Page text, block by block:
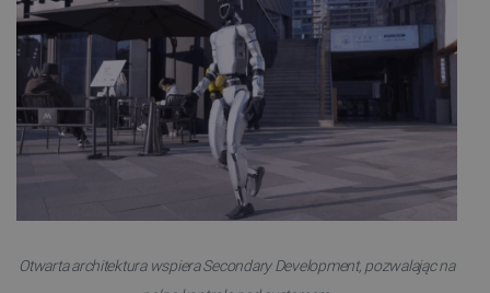
Otwarta architektura wspiera Secondary Development, pozwalając na
Funkcjonalność
Niezbędne pliki cookie umożliwiają korzystanie z
podstawowych funkcji strony internetowej, takich
jak logowanie użytkownika i zarządzanie kontem.
Bez niezbędnych plików cookie nie można
prawidłowo korzystać ze strony internetowej.
Nazwa
Domena
PrestaShop-[abcdef0123456789]{32} .botland.com.pl